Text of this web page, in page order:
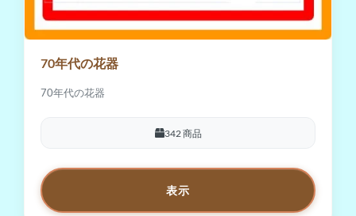
70年代の花器
70年代の花器
342 商品
表示